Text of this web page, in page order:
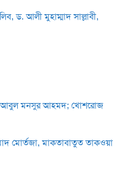
ড. আলী মুহাম্মাদ সাল্লাবী,
আবুল মনসুর আহমদ; খোশরোজ
মোর্তজা, মাকতাবাতুত তাকওয়া